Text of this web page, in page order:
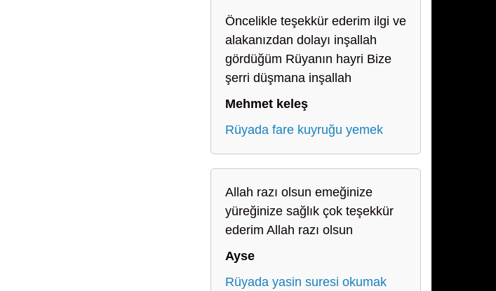
Öncelikle teşekkür ederim ilgi ve
alakanızdan dolayı inşallah
gördüğüm Rüyanın hayri Bize
şerri düşmana inşallah
Mehmet keleş
Rüyada fare kuyruğu yemek
Allah razı olsun emeğinize
yüreğinize sağlık çok teşekkür
ederim Allah razı olsun
Ayse
Rüyada yasin suresi okumak